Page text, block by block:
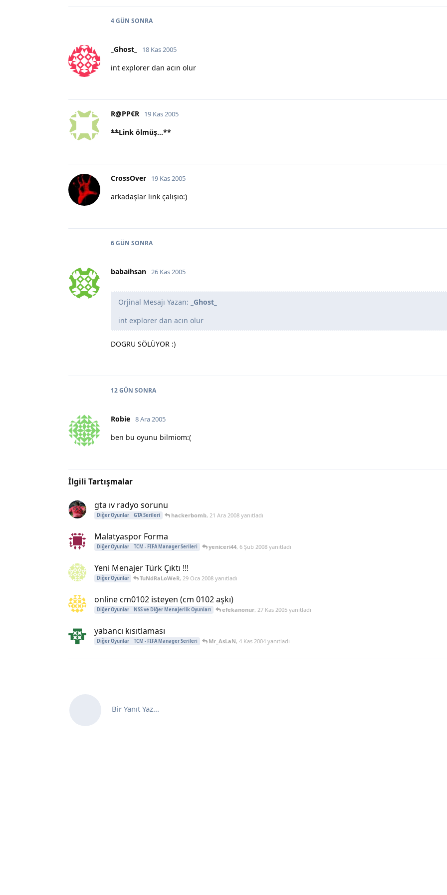
4 GÜN SONRA
_Ghost_ 18 Kas 2005
int explorer dan acın olur
R@PP€R 19 Kas 2005
**Link ölmüş...**
CrossOver 19 Kas 2005
arkadaşlar link çalışıo:)
6 GÜN SONRA
babaihsan 26 Kas 2005
Orjinal Mesajı Yazan:
_Ghost_
int explorer dan acın olur
DOGRU SÖLÜYOR :)
12 GÜN SONRA
Robie 8 Ara 2005
ben bu oyunu bilmiom:(
İlgili Tartışmalar
gta ıv radyo sorunu
Diğer Oyunlar GTA Serileri hackerbomb, 21 Ara 2008yanıtladı
Malatyaspor Forma
Diğer Oyunlar TCM - FIFA Manager Serileri yeniceri44, 6 Şub 2008yanıtladı
Yeni Menajer Türk Çıktı !!!
Diğer Oyunlar TuNdRaLoWeR,29 Oca 2008 yanıtladı
online cm0102 isteyen (cm 0102 aşkı)
Diğer Oyunlar NSS ve Diğer Menajerlik Oyunları efekanonur, 27 Kas 2005yanıtladı
yabancı kısıtlaması
Diğer Oyunlar TCM - FIFA Manager Serileri Mr_AsLaN, 4 Kas 2004yanıtladı
Bir Yanıt Yaz...